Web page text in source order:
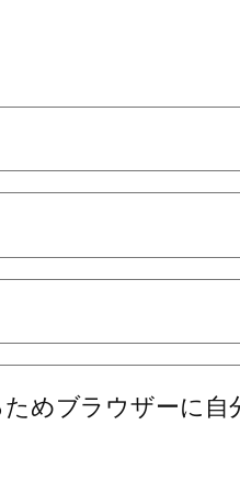
めブラウザーに自